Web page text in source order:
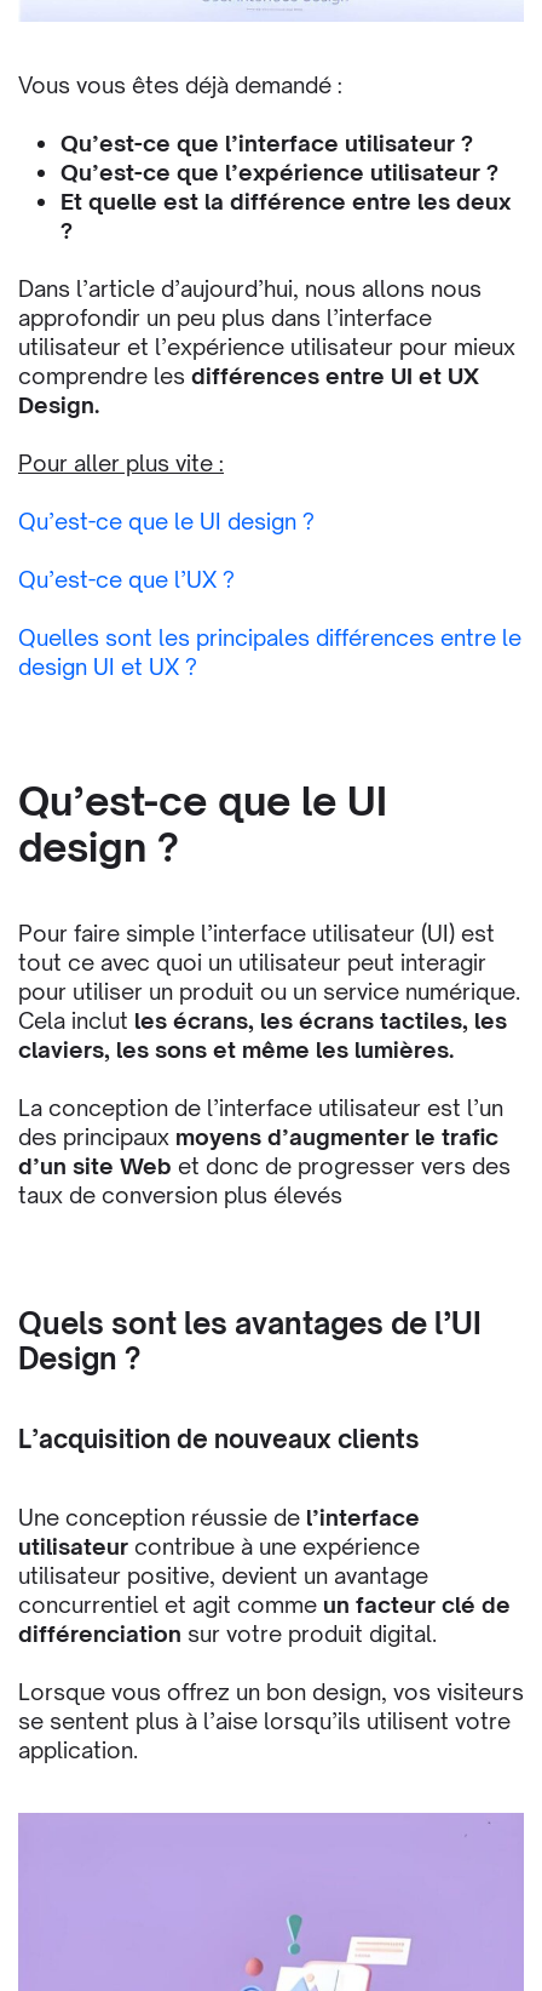
Vous vous êtes déjà demandé :
Qu’est-ce que l’interface utilisateur ?
Qu’est-ce que l’expérience utilisateur ?
Et quelle est la différence entre les deux
?
Dans l’article d’aujourd’hui, nous allons nous
approfondir un peu plus dans l’interface
utilisateur et l’expérience utilisateur pour mieux
comprendre les différences entre UI et UX
Design.
Pour aller plus vite :
Qu’est-ce que le UI design ?
Qu’est-ce que l’UX ?
Quelles sont les principales différences entre le
design UI et UX ?
Qu’est-ce que le UI
design ?
Pour faire simple l’interface utilisateur (UI) est
tout ce avec quoi un utilisateur peut interagir
pour utiliser un produit ou un service numérique.
Cela inclut les écrans, les écrans tactiles, les
claviers, les sons et même les lumières.
La conception de l’interface utilisateur est l’un
des principaux moyens d’augmenter le trafic
d’un site Web et donc de progresser vers des
taux de conversion plus élevés
Quels sont les avantages de l’UI
Design ?
L’acquisition de nouveaux clients
Une conception réussie de l’interface
utilisateur contribue à une expérience
utilisateur positive, devient un avantage
concurrentiel et agit comme un facteur clé de
différenciation sur votre produit digital.
Lorsque vous offrez un bon design, vos visiteurs
se sentent plus à l’aise lorsqu’ils utilisent votre
application.